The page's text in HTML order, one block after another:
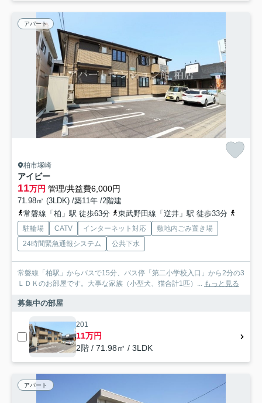
アパート
柏市塚崎
アイビー
11万円 管理/共益費6,000円
71.98㎡ (3LDK) /築11年 /2階建
常磐線「柏」駅 徒歩63分
東武野田線「逆井」駅 徒歩33分
駐輪場 CATV インターネット対応
敷地内ごみ置き場
24時間緊急通報システム
公共下水
常磐線「柏駅」からバスで15分、バス停「第二小学校入口」から2分の3
ＬＤＫのお部屋です。大事な家族（小型犬、猫合計1匹）... もっと見る
募集中の部屋
201
11万円
2階 / 71.98㎡ / 3LDK
アパート